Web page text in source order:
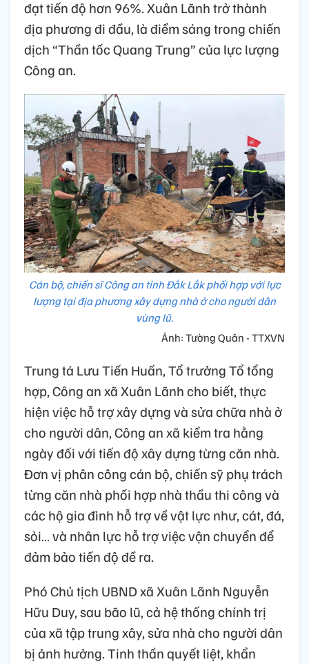
đạt tiến độ hơn 96%. Xuân Lãnh trở thành
địa phương đi đầu, là điểm sáng trong chiến
dịch “Thần tốc Quang Trung” của lực lượng
Công an.
Cán bộ, chiến sĩ Công an tỉnh Đắk Lắk phối hợp với lực
lượng tại địa phương xây dựng nhà ở cho người dân
vùng lũ.
Ảnh: Tường Quân - TTXVN
Trung tá Lưu Tiến Huấn, Tổ trưởng Tổ tổng
hợp, Công an xã Xuân Lãnh cho biết, thực
hiện việc hỗ trợ xây dựng và sửa chữa nhà ở
cho người dân, Công an xã kiểm tra hằng
ngày đối với tiến độ xây dựng từng căn nhà.
Đơn vị phân công cán bộ, chiến sỹ phụ trách
từng căn nhà phối hợp nhà thầu thi công và
các hộ gia đình hỗ trợ về vật lực như, cát, đá,
sỏi… và nhân lực hỗ trợ việc vận chuyển để
đảm bảo tiến độ đề ra.
Phó Chủ tịch UBND xã Xuân Lãnh Nguyễn
Hữu Duy, sau bão lũ, cả hệ thống chính trị
của xã tập trung xây, sửa nhà cho người dân
bị ảnh hưởng. Tinh thần quyết liệt, khẩn